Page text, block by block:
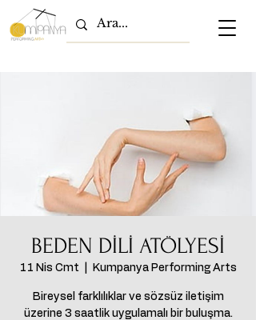
BEDEN DİLİ ATÖLYESİ
11 Nis Cmt Kumpanya Performing Arts
Bireysel farklılıklar ve sözsüz iletişim
üzerine 3 saatlik uygulamalı bir buluşma.